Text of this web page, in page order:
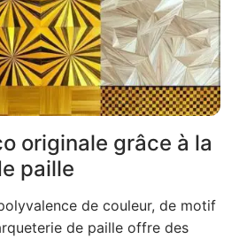
originale grâce à la
paille
de couleur, de motif
de paille offre des